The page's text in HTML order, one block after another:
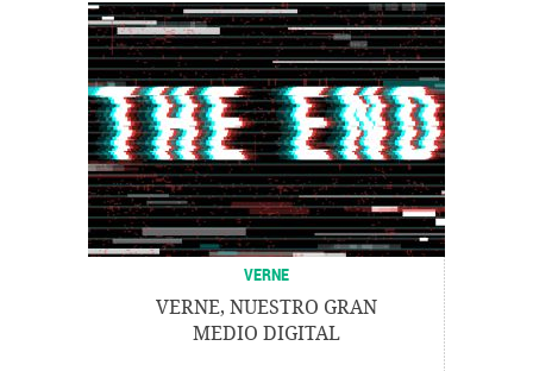
VERNE
VERNE, NUESTRO GRAN
MEDIO DIGITAL